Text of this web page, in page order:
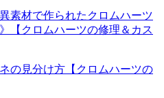
素材で作られたクロムハーツ
【クロムハーツの修理＆カス
の見分け方【クロムハーツの